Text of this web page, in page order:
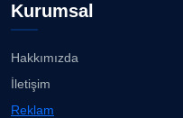
Kurumsal
Hakkımızda
İletişim
Reklam